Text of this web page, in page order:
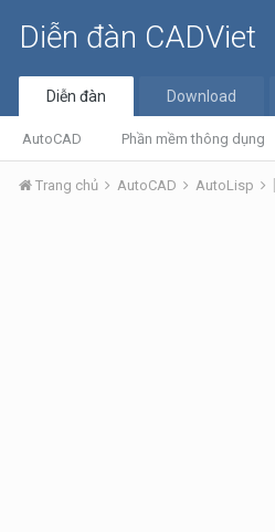
Diễn đàn CADViet
Diễn đàn
AutoCAD Phần mềm thông dụng
Download
Trang chủ AutoCAD AutoLisp